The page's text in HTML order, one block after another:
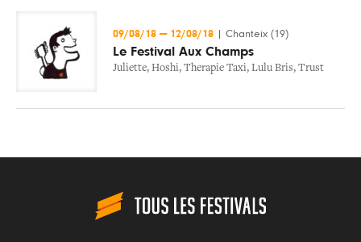
09/08/18 — 12/08/18 Chanteix (19)
Le Festival Aux Champs
Juliette, Hoshi, Therapie Taxi, Lulu Bris, Trust